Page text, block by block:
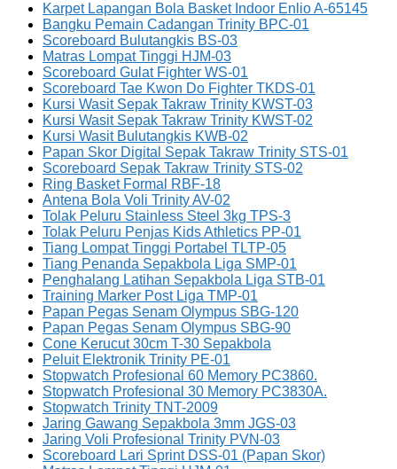
Karpet Lapangan Bola Basket Indoor Enlio A-65145
Bangku Pemain Cadangan Trinity BPC-01
Scoreboard Bulutangkis BS-03
Matras Lompat Tinggi HJM-03
Scoreboard Gulat Fighter WS-01
Scoreboard Tae Kwon Do Fighter TKDS-01
Kursi Wasit Sepak Takraw Trinity KWST-03
Kursi Wasit Sepak Takraw Trinity KWST-02
Kursi Wasit Bulutangkis KWB-02
Papan Skor Digital Sepak Takraw Trinity STS-01
Scoreboard Sepak Takraw Trinity STS-02
Ring Basket Formal RBF-18
Antena Bola Voli Trinity AV-02
Tolak Peluru Stainless Steel 3kg TPS-3
Tolak Peluru Penjas Kids Athletics PP-01
Tiang Lompat Tinggi Portabel TLTP-05
Tiang Penanda Sepakbola Liga SMP-01
Penghalang Latihan Sepakbola Liga STB-01
Training Marker Post Liga TMP-01
Papan Pegas Senam Olympus SBG-120
Papan Pegas Senam Olympus SBG-90
Cone Kerucut 30cm T-30 Sepakbola
Peluit Elektronik Trinity PE-01
Stopwatch Profesional 60 Memory PC3860.
Stopwatch Profesional 30 Memory PC3830A.
Stopwatch Trinity TNT-2009
Jaring Gawang Sepakbola 3mm JGS-03
Jaring Voli Profesional Trinity PVN-03
Scoreboard Lari Sprint DSS-01 (Papan Skor)